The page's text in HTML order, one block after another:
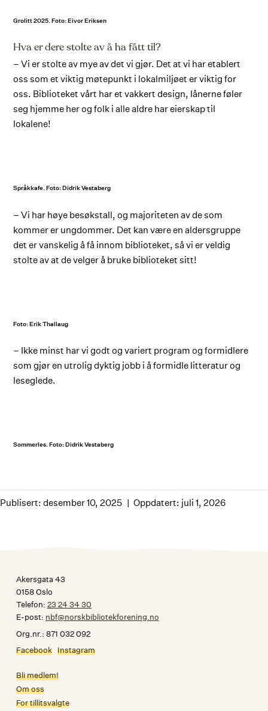
Grolitt 2025. Foto: Eivor Eriksen
Hva er dere stolte av å ha fått til?
– Vi er stolte av mye av det vi gjør. Det at vi har etablert
oss som et viktig møtepunkt i lokalmiljøet er viktig for
oss. Biblioteket vårt har et vakkert design, lånerne føler
seg hjemme her og folk i alle aldre har eierskap til
lokalene!
Språkkafe. Foto: Didrik Vestaberg
– Vi har høye besøkstall, og majoriteten av de som
kommer er ungdommer. Det kan være en aldersgruppe
det er vanskelig å få innom biblioteket, så vi er veldig
stolte av at de velger å bruke biblioteket sitt!
Foto: Erik Thallaug
– Ikke minst har vi godt og variert program og formidlere
som gjør en utrolig dyktig jobb i å formidle litteratur og
leseglede.
Sommerles. Foto: Didrik Vestaberg
Publisert: desember 10, 2025 Oppdatert: juli 1, 2026
Akersgata 43
0158 Oslo
Telefon: 23 24 34 30
E-post: nbf@norskbibliotekforening.no
Org.nr.: 871 032 092
Facebook Instagram
Bli medlem!
Om oss
For tillitsvalgte